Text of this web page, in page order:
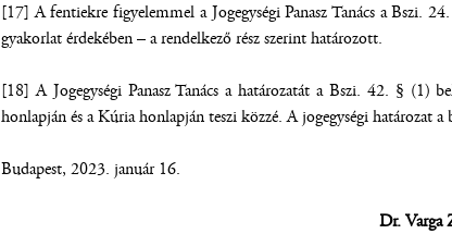
[17] A fentiekre figyelemmel a Jogegységi Panasz Tanács a Bszi.
gyakorlat érdekében – a rendelkező rész szerint határozott.
[18] A Jogegységi Panasz Tanács a határozatát a Bszi. 42. § (1)
honlapján és a Kúria honlapján teszi közzé. A jogegységi
Budapest, 2023. január 16.
Dr. Varga